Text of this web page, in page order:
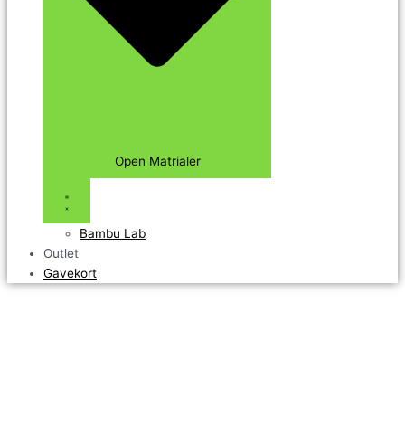
Open Matrialer
Bambu Lab
Outlet
Gavekort